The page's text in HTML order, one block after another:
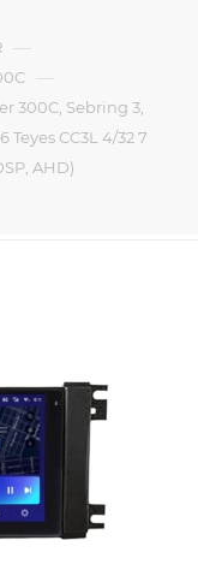
—
—
300C, Sebring 3,
Teyes CC3L 4/32 7
AHD)